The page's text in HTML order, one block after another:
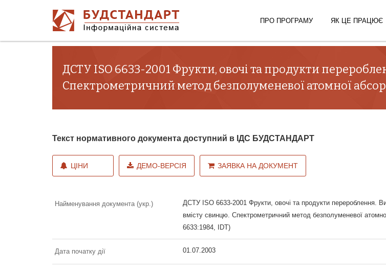
ПРО ПРОГРАМУ ЯК ЦЕ ПРАЦЮЄ
ДСТУ ISO 6633-2001 Фрукти, овочі та продукти
Спектрометричний метод безполуменевої атомної
Текст нормативного документа доступний в ІДС БУДСТАНДАРТ
ЦІНИ ДЕМО-ВЕРСІЯ ЗАЯВКА НА ДОКУМЕНТ
Найменування документа (укр.)
ДСТУ ISO 6633-2001 Фрукти, овочі та продукти перероблення.
вмісту свинцю. Спектрометричний метод безполуменевої
6633:1984, IDT)
Дата початку дії 01.07.2003